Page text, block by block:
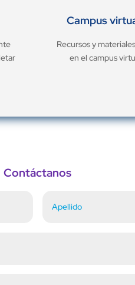
Campus
Recursos y
en el campus
Contáctanos